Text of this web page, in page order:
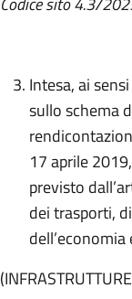
Intesa, ai
sullo schema
17 aprile
previsto
dei trasporti,